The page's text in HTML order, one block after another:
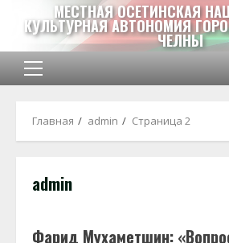
содержимому
МЕСТНАЯ ОСЕТИНСКАЯ
КУЛЬТУРНАЯ АВТОНОМИЯ
ЧЕЛНЫ
Основное
Главная admin Страница 2
admin
Фарид Мухаметшин: